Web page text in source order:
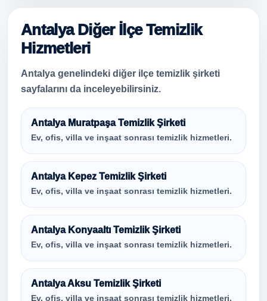
Antalya Diğer İlçe Temizlik
Hizmetleri
Antalya genelindeki diğer ilçe temizlik şirketi
sayfalarını da inceleyebilirsiniz.
Antalya Muratpaşa Temizlik Şirketi
Ev, ofis, villa ve inşaat sonrası temizlik hizmetleri.
Antalya Kepez Temizlik Şirketi
Ev, ofis, villa ve inşaat sonrası temizlik hizmetleri.
Antalya Konyaaltı Temizlik Şirketi
Ev, ofis, villa ve inşaat sonrası temizlik hizmetleri.
Antalya Aksu Temizlik Şirketi
Ev, ofis, villa ve inşaat sonrası temizlik hizmetleri.